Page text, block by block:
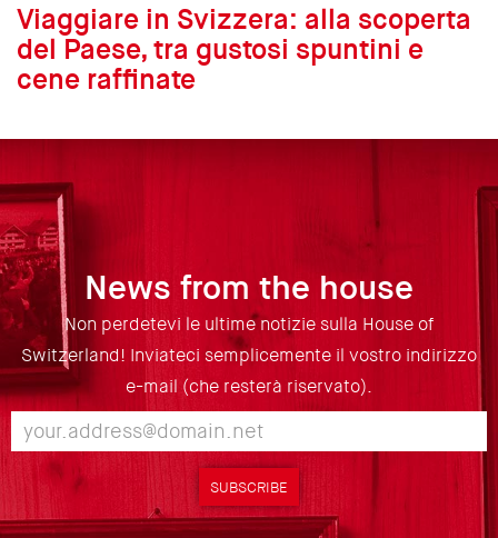
Viaggiare in Svizzera: alla scoperta
del Paese, tra gustosi spuntini e
cene raffinate
News from the house
Non perdetevi le ultime notizie sulla House of
Switzerland! Inviateci semplicemente il vostro indirizzo
e-mail (che resterà riservato).
SUBSCRIBE